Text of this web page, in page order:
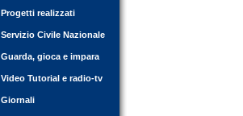
Progetti realizzati
Servizio Civile Nazionale
Guarda, gioca e impara
Video Tutorial e radio-tv
Giornali